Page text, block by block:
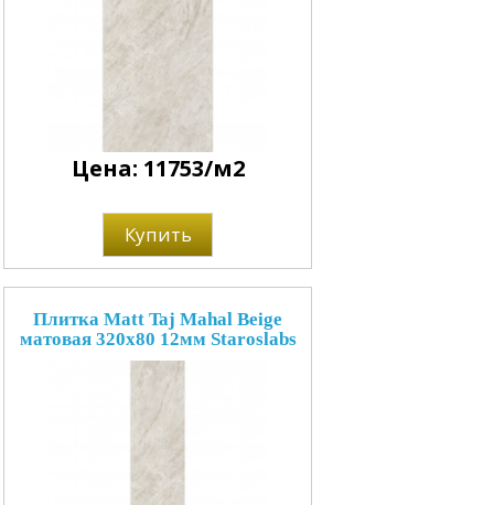
Цена: 11753/м2
Купить
Плитка Matt Taj Mahal Beige
матовая 320x80 12мм Staroslabs